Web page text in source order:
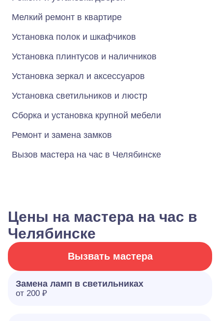
Мелкий ремонт в квартире
Установка полок и шкафчиков
Установка плинтусов и наличников
Установка зеркал и аксессуаров
Установка светильников и люстр
Сборка и установка крупной мебели
Ремонт и замена замков
Вызов мастера на час в Челябинске
Цены на мастера на час в
Челябинске
Вызвать мастера
Замена ламп в светильниках
от 200 ₽